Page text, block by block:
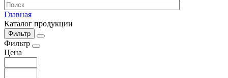
Главная
Каталог продукции
Фильтр
Фильтр
Цена